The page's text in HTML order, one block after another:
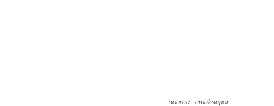
source : emaksuper